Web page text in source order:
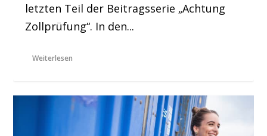
letzten Teil der Beitragsserie „Achtung
Zollprüfung“. In den...
Weiterlesen